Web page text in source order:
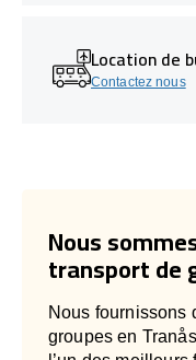
Location de
Contactez nous
Nous
transport de
Nous fournissons
groupes en